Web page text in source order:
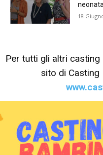
18
Per tutti gli altri casting
sito di